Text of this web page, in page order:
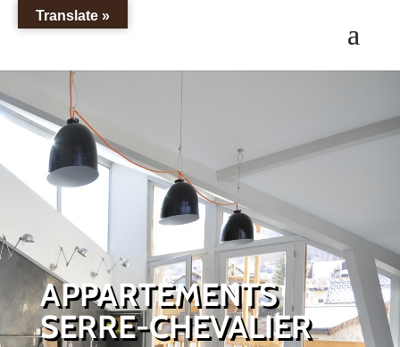
APPARTEMENTS
SERRE-CHEVALIER
Translate »